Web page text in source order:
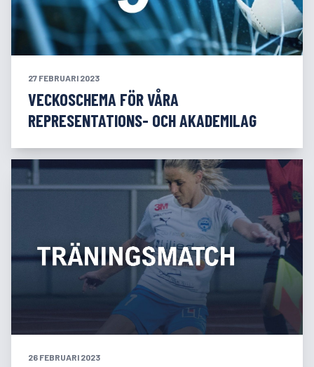
27 FEBRUARI 2023
VECKOSCHEMA FÖR VÅRA
REPRESENTATIONS- OCH AKADEMILAG
26 FEBRUARI 2023